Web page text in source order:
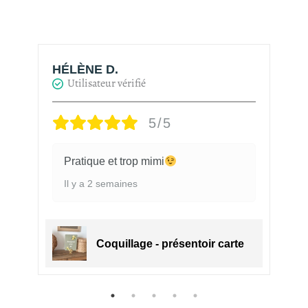
HÉLÈNE D.
Utilisateur vérifié
5/5
Pratique et trop mimi
Il y a 2 semaines
Coquillage - présentoir carte